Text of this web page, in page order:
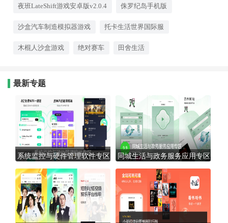
感。
夜班LateShift游戏安卓版v2.0.4 侏罗纪岛手机版
沙盒汽车制造模拟器游戏 托卡生活世界国际服
木棍人沙盒游戏 绝对赛车 田舍生活
最新专题
系统监控与硬件管理软件专区 同城生活与政务服务应用专区